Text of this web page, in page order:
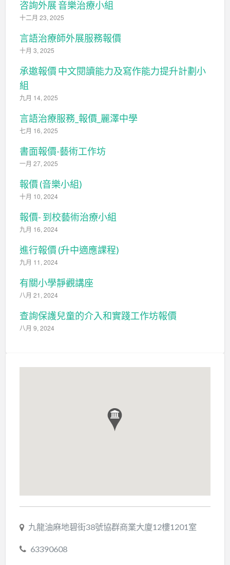
咨詢外展 音樂治療小組
十二月 23, 2025
言語治療師外展服務報價
十月 3, 2025
承邀報價 中文閱讀能力及寫作能力提升計劃小
組
九月 14, 2025
言語治療服務_報價_麗澤中學
七月 16, 2025
書面報價-藝術工作坊
一月 27, 2025
報價 (音樂小組)
十月 10, 2024
報價- 到校藝術治療小組
九月 16, 2024
進行報價 (升中適應課程)
九月 11, 2024
有關小學靜觀講座
八月 21, 2024
查詢保護兒童的介入和實踐工作坊報價
八月 9, 2024
九龍油麻地碧街38號協群商業大廈12樓1201室
63390608